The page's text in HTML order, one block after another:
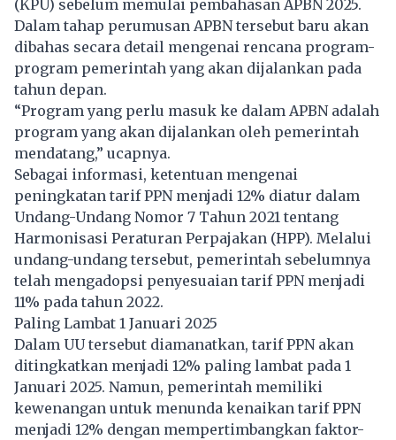
(KPU) sebelum memulai pembahasan APBN 2025.
Dalam tahap perumusan APBN tersebut baru akan
dibahas secara detail mengenai rencana program-
program pemerintah yang akan dijalankan pada
tahun depan.
“Program yang perlu masuk ke dalam APBNadalah
program yang akan dijalankan oleh pemerintah
mendatang,” ucapnya.
Sebagai informasi, ketentuan mengenai
peningkatan tarif PPN menjadi 12% diatur dalam
Undang-Undang Nomor 7 Tahun 2021 tentang
Harmonisasi Peraturan Perpajakan (HPP). Melalui
undang-undang tersebut, pemerintah sebelumnya
telah mengadopsi penyesuaian tarif PPN menjadi
11% pada tahun 2022.
Paling Lambat 1 Januari 2025
Dalam UU tersebut diamanatkan, tarif PPN akan
ditingkatkan menjadi 12% paling lambat pada 1
Januari 2025. Namun, pemerintah memiliki
kewenangan untuk menunda kenaikan tarif PPN
menjadi 12% dengan mempertimbangkan faktor-